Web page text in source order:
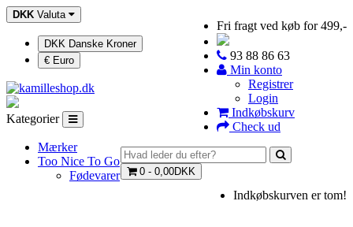
DKK Valuta
DKK Danske Kroner
€ Euro
Fri fragt ved køb for 499,-
93 88 86 63
Min konto
Registrer
Login
Indkøbskurv
Check ud
0 - 0,00DKK
Indkøbskurven er tom!
Kategorier
Mærker
Too Nice To Go
Fødevarer